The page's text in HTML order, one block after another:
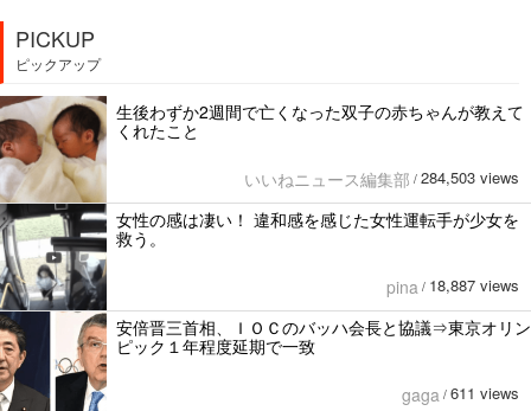
PICKUP
ピックアップ
生後わずか2週間で亡くなった双子の赤ちゃんが教えて
くれたこと
いいねニュース編集部 / 284,503 views
女性の感は凄い！ 違和感を感じた女性運転手が少女を
救う。
pina / 18,887 views
安倍晋三首相、ＩＯＣのバッハ会長と協議⇒東京オリン
ピック１年程度延期で一致
gaga / 611 views